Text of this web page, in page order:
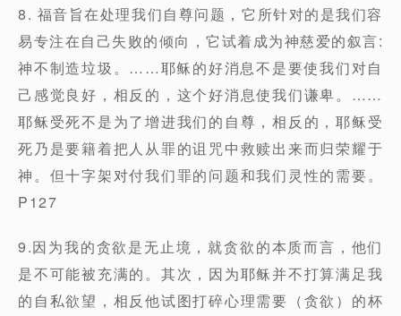
8. 福音旨在处理我们自尊问题，它所针对的是我们容
易专注在自己失败的倾向，它试着成为神慈爱的叙言:
神不制造垃圾。……耶稣的好消息不是要使我们对自
己感觉良好，相反的，这个好消息使我们谦卑。……
耶稣受死不是为了增进我们的自尊，相反的，耶稣受
死乃是要籍着把人从罪的诅咒中救赎出来而归荣耀于
神。但十字架对付我们罪的问题和我们灵性的需要。
P127
9.因为我的贪欲是无止境，就贪欲的本质而言，他们
是不可能被充满的。其次，因为耶稣并不打算满足我
的自私欲望，相反他试图打碎心理需要（贪欲）的杯